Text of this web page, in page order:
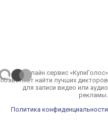
Онлайн сервис «КупиГолос»
позволяет найти лучших дикторов
для записи видео или аудио
рекламы.
Политика конфиденциальности